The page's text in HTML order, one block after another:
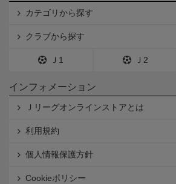
カテゴリから探す
クラブから探す
Ｊ1 Ｊ2
インフォメーション
Ｊリーグオンラインストアとは
利用規約
個人情報保護方針
Cookieポリシー